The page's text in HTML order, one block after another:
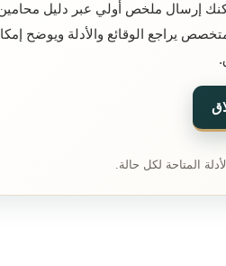
يمكنك إرسال ملخص أولي عبر دليل
يراجع الوقائع والأدلة ويوضح
المتاحة لكل حالة.